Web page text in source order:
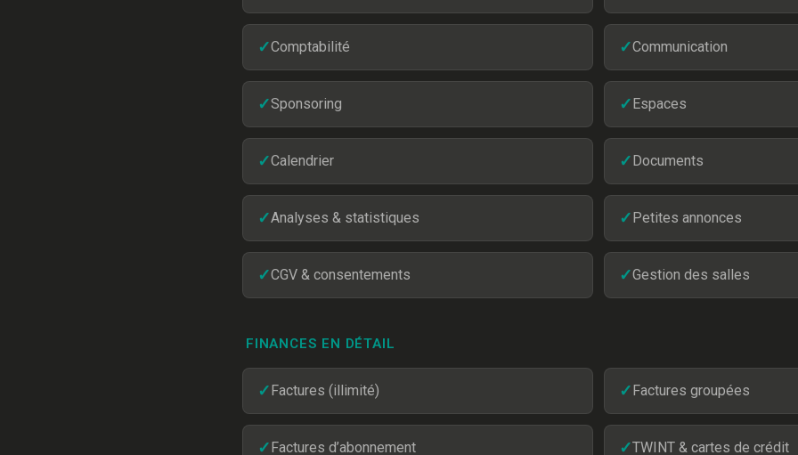
✓Comptabilité ✓Communication
✓Sponsoring ✓Espaces
✓Calendrier ✓Documents
✓Analyses & statistiques ✓Petites annonces
✓CGV & consentements ✓Gestion des salles
FINANCES EN DÉTAIL
✓Factures (illimité) ✓Factures groupées
✓Factures d’abonnement ✓TWINT & cartes de crédit